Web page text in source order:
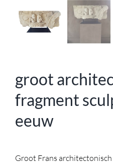
groot
fragment
eeuw
Groot Frans